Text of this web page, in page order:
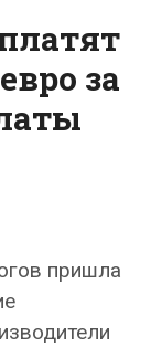
за
пришла